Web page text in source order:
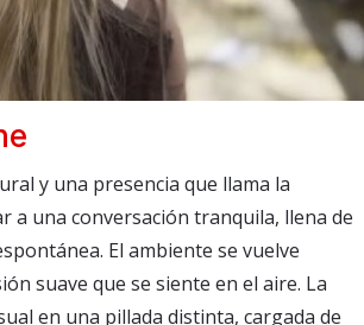
y una presencia que llama la
a una conversación tranquila, llena de
El ambiente se vuelve
suave que se siente en el aire. La
en una pillada distinta, cargada de